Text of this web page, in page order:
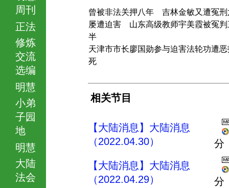
周刊
正法
修炼
交流
选编
明慧
小弟
子园
地
明慧
大陆
法会
曾被非法关押八年 吉林金敏又遭冤刑
屡遭迫害 山东高级教师宇美霞被冤判
半
天津市市长廖国勋参与迫害法轮功遭恶
死
相关节目
【大陆消息】大陆消息
（2022.04.30）
分
【大陆消息】大陆消息
（2022.04.29）
分